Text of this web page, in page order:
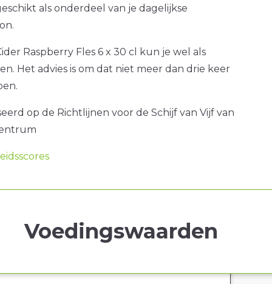
als onderdeel van je dagelijkse
Raspberry Fles 6 x 30 cl kun je wel als
Het advies is om dat niet meer dan drie keer
op de Richtlijnen voor de Schijf van Vijf van
Voedingswaarden